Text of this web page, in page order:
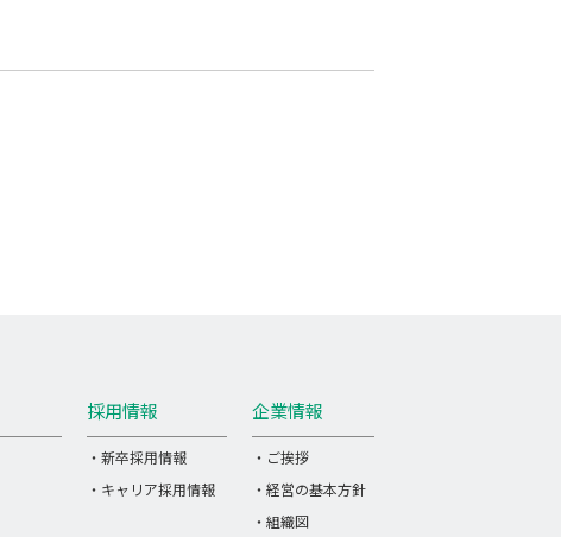
採用情報
・新卒採用情報
・キャリア採用情報
企業情報
・ご挨拶
・経営の基本方針
・組織図